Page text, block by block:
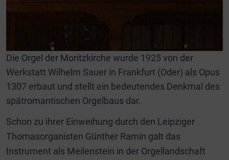
Die Orgel der Moritzkirche wurde 1925 von der
Werkstatt Wilhelm Sauer in Frankfurt (Oder) als Opus
1307 erbaut und stellt ein bedeutendes Denkmal des
spätromantischen Orgelbaus dar.
Schon zu ihrer Einweihung durch den Leipziger
Thomasorganisten Günther Ramin galt das
Instrument als Meilenstein in der Orgellandschaft